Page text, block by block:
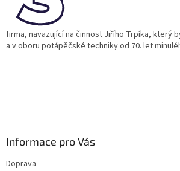
firma, navazující na činnost Jiřího Trpíka, který
a v oboru potápěčské techniky od 70. let
Informace pro Vás
Doprava